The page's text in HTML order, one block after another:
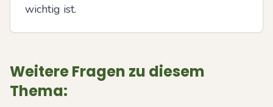
wichtig ist.
Weitere Fragen zu diesem
Thema: